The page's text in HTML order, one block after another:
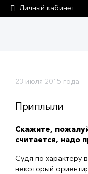
Личный кабинет
23 июля 2015 года
Приплыли
Скажите,
считается, надо
Судя по характеру
некоторый